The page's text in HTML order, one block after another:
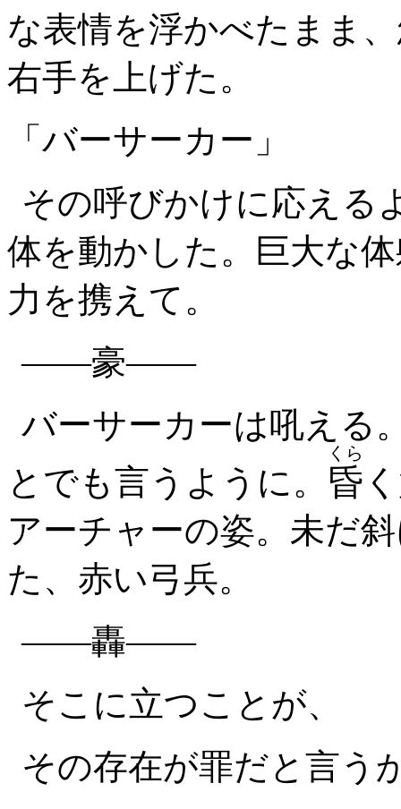
な表情を浮かべたまま
右手を上げた。
「バーサーカー」
その呼びかけに応える
体を動かした。巨大な
力を携えて。
――豪――
バーサーカーは吼える
とでも言うように。 昏
くら
アーチャーの姿。未だ
た、赤い弓兵。
――轟――
そこに立つことが、
その存在が罪だと言う